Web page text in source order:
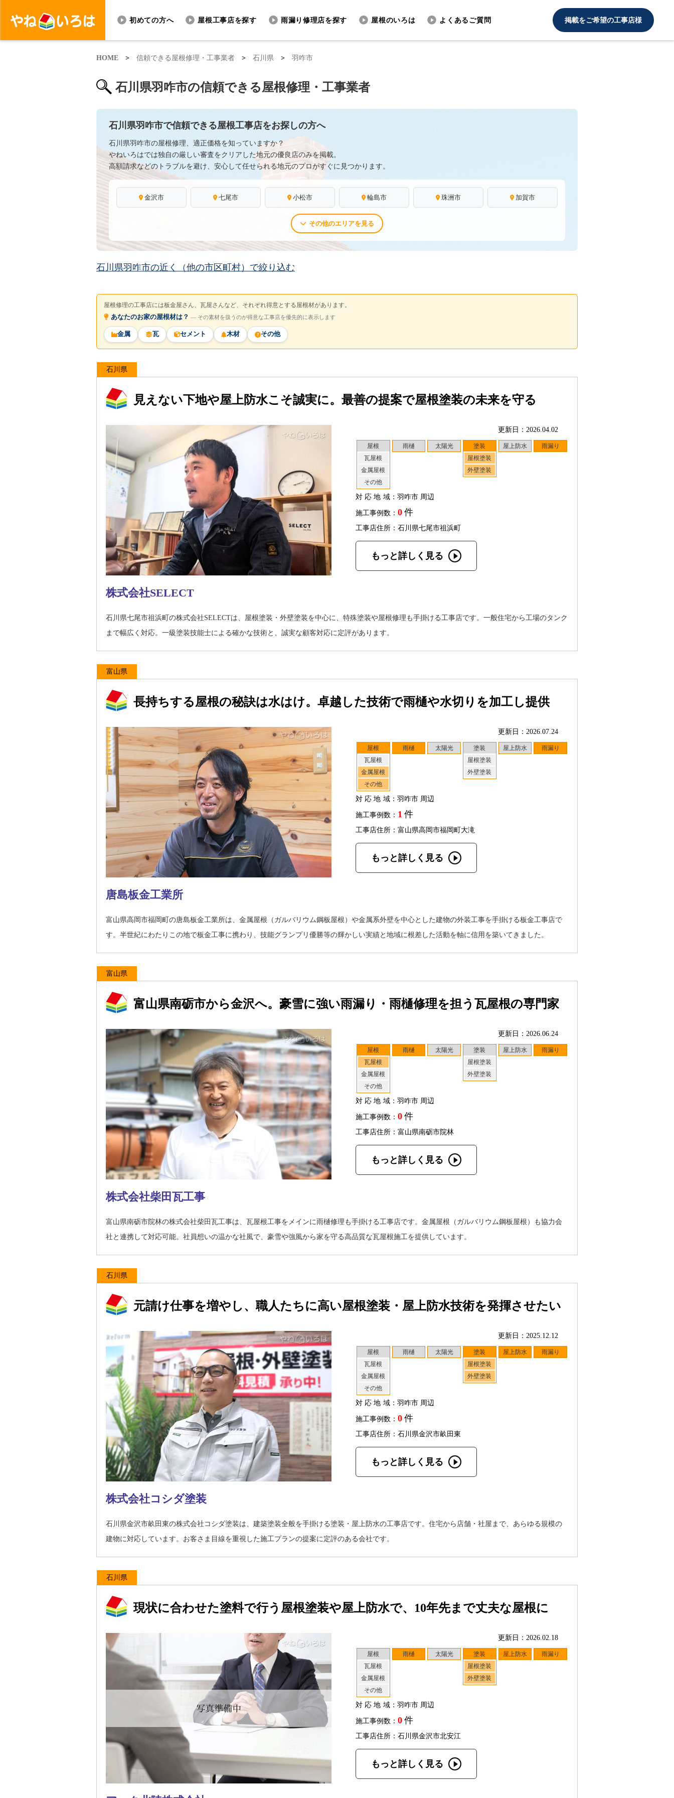
初めての方へ 屋根工事店を探す 雨漏り修理店を探す 屋根のいろは よくあるご質問 掲載をご希望の工事店様
HOME > 信頼できる屋根修理・工事業者 > 石川県 > 羽咋市
石川県羽咋市の信頼できる屋根修理・工事業者
石川県羽咋市で信頼できる屋根工事店をお探しの方へ
石川県羽咋市の屋根修理、適正価格を知っていますか？
やねいろはでは独自の厳しい審査をクリアした地元の優良店のみを掲載。
高額請求などのトラブルを避け、安心して任せられる地元のプロがすぐに見つかります。
金沢市 七尾市 小松市 輪島市 珠洲市 加賀市
その他のエリアを見る
石川県羽咋市の近く（他の市区町村）で絞り込む
屋根修理の工事店には板金屋さん、瓦屋さんなど、それぞれ得意とする屋根材があります。
あなたのお家の屋根材は？ ― その素材を扱うのが得意な工事店を優先的に表示します
金属 瓦 セメント 木材 その他
石川県
見えない下地や屋上防水こそ誠実に。最善の提案で屋根塗装の未来を守る
更新日：2026.04.02
屋根
瓦屋根
金属屋根
その他
雨樋 太陽光
塗装
屋根塗装
外壁塗装
屋上防水 雨漏り
対応地域：羽咋市 周辺
施工事例数： 0 件
工事店住所：石川県七尾市祖浜町
もっと詳しく見る
株式会社SELECT
石川県七尾市祖浜町の株式会社SELECTは、屋根塗装・外壁塗装を中心に、特殊塗装や屋根修理も手掛ける工事店です。一般住宅から工場のタンク
まで幅広く対応。一級塗装技能士による確かな技術と、誠実な顧客対応に定評があります。
富山県
長持ちする屋根の秘訣は水はけ。卓越した技術で雨樋や水切りを加工し提供
更新日：2026.07.24
屋根
瓦屋根
金属屋根
その他
雨樋 太陽光
塗装
屋根塗装
外壁塗装
屋上防水 雨漏り
対応地域：羽咋市 周辺
施工事例数： 1 件
工事店住所：富山県高岡市福岡町大滝
もっと詳しく見る
唐島板金工業所
富山県高岡市福岡町の唐島板金工業所は、金属屋根（ガルバリウム鋼板屋根）や金属系外壁を中心とした建物の外装工事を手掛ける板金工事店で
す。半世紀にわたりこの地で板金工事に携わり、技能グランプリ優勝等の輝かしい実績と地域に根差した活動を軸に信用を築いてきました。
富山県
富山県南砺市から金沢へ。豪雪に強い雨漏り・雨樋修理を担う瓦屋根の専門家
更新日：2026.06.24
屋根
瓦屋根
金属屋根
その他
雨樋 太陽光
塗装
屋根塗装
外壁塗装
屋上防水 雨漏り
対応地域：羽咋市 周辺
施工事例数： 0 件
工事店住所：富山県南砺市院林
もっと詳しく見る
株式会社柴田瓦工事
富山県南砺市院林の株式会社柴田瓦工事は、瓦屋根工事をメインに雨樋修理も手掛ける工事店です。金属屋根（ガルバリウム鋼板屋根）も協力会
社と連携して対応可能。社員想いの温かな社風で、豪雪や強風から家を守る高品質な瓦屋根施工を提供しています。
石川県
元請け仕事を増やし、職人たちに高い屋根塗装・屋上防水技術を発揮させたい
更新日：2025.12.12
屋根
瓦屋根
金属屋根
その他
雨樋 太陽光
塗装
屋根塗装
外壁塗装
屋上防水 雨漏り
対応地域：羽咋市 周辺
施工事例数： 0 件
工事店住所：石川県金沢市畝田東
もっと詳しく見る
株式会社コシダ塗装
石川県金沢市畝田東の株式会社コシダ塗装は、建築塗装全般を手掛ける塗装・屋上防水の工事店です。住宅から店舗・社屋まで、あらゆる規模の
建物に対応しています。お客さま目線を重視した施工プランの提案に定評のある会社です。
石川県
現状に合わせた塗料で行う屋根塗装や屋上防水で、10年先まで丈夫な屋根に
更新日：2026.02.18
屋根
瓦屋根
金属屋根
その他
雨樋 太陽光
塗装
屋根塗装
外壁塗装
屋上防水 雨漏り
対応地域：羽咋市 周辺
施工事例数： 0 件
工事店住所：石川県金沢市北安江
もっと詳しく見る